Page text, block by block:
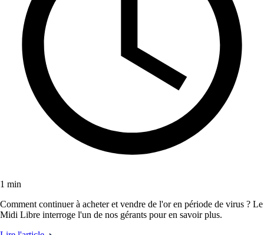
1 min
Comment continuer à acheter et vendre de l'or en période de virus ? Le
Midi Libre interroge l'un de nos gérants pour en savoir plus.